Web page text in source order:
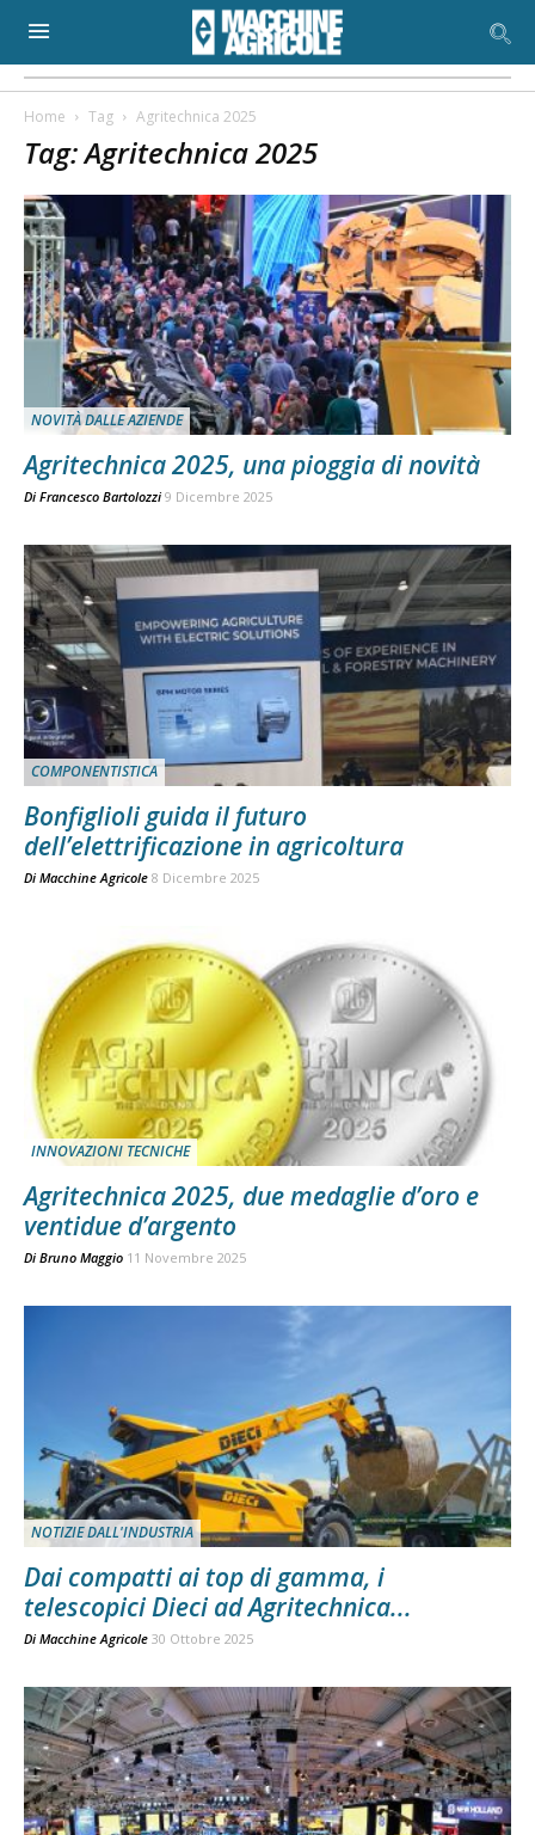
Home Tag Agritechnica 2025
Tag: Agritechnica 2025
NOVITÀ DALLE AZIENDE
Agritechnica 2025, una pioggia di novità
Di Francesco Bartolozzi 9 Dicembre 2025
COMPONENTISTICA
Bonfiglioli guida il futuro
dell’elettrificazione in agricoltura
Di Macchine Agricole 8 Dicembre 2025
INNOVAZIONI TECNICHE
Agritechnica 2025, due medaglie d’oro e
ventidue d’argento
Di Bruno Maggio 11 Novembre 2025
NOTIZIE DALL'INDUSTRIA
Dai compatti ai top di gamma, i
telescopici Dieci ad Agritechnica...
Di Macchine Agricole 30 Ottobre 2025